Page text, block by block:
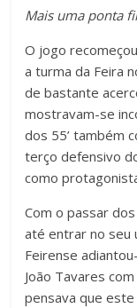
Mais uma ponta
O jogo
a turma da Feira
de bastante
mostravam-se
dos 55’ também
terço defensivo
como
Com o passar
até entrar no seu
Feirense
João Tavares
pensava que este